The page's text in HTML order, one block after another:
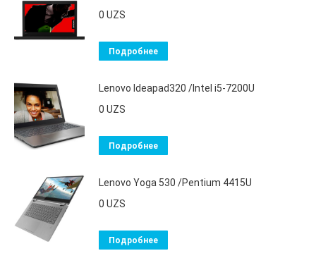
0 UZS
Подробнее
Lenovo Ideapad320 /Intel i5-7200U
0 UZS
Подробнее
Lenovo Yoga 530 /Pentium 4415U
0 UZS
Подробнее